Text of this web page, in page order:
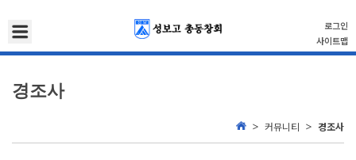
로그인
사이트맵
경조사
커뮤니티 경조사